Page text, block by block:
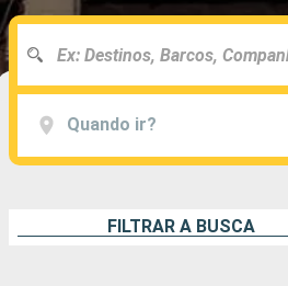
Quando ir?
FILTRAR A BUSCA